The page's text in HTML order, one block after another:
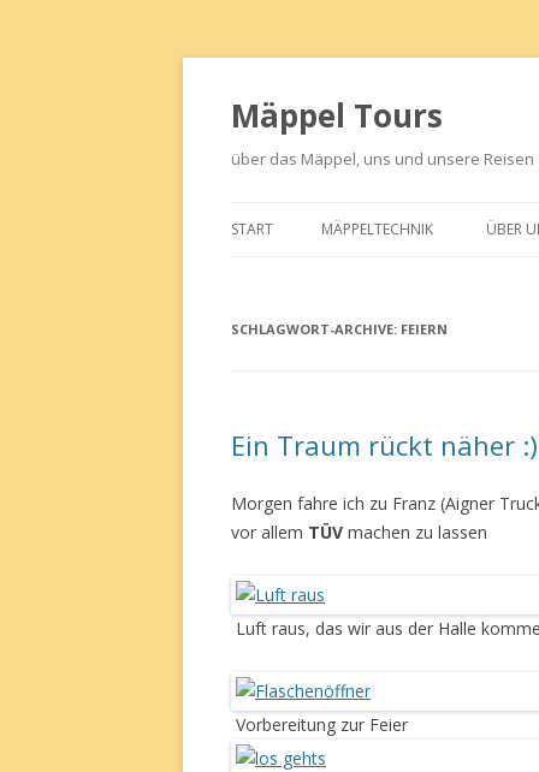
Mäppel Tours
über das Mäppel, uns und unsere Reisen
START MÄPPELTECHNIK
ELEKTRIK
ÜBER
SCHLAGWORT-ARCHIVE: FEIERN
Ein Traum rückt näher :)
Morgen fahre ich zu Franz (Aigner
vor allem TÜV machen zu lassen
Luft raus, das wir aus der Halle
Vorbereitung zur Feier